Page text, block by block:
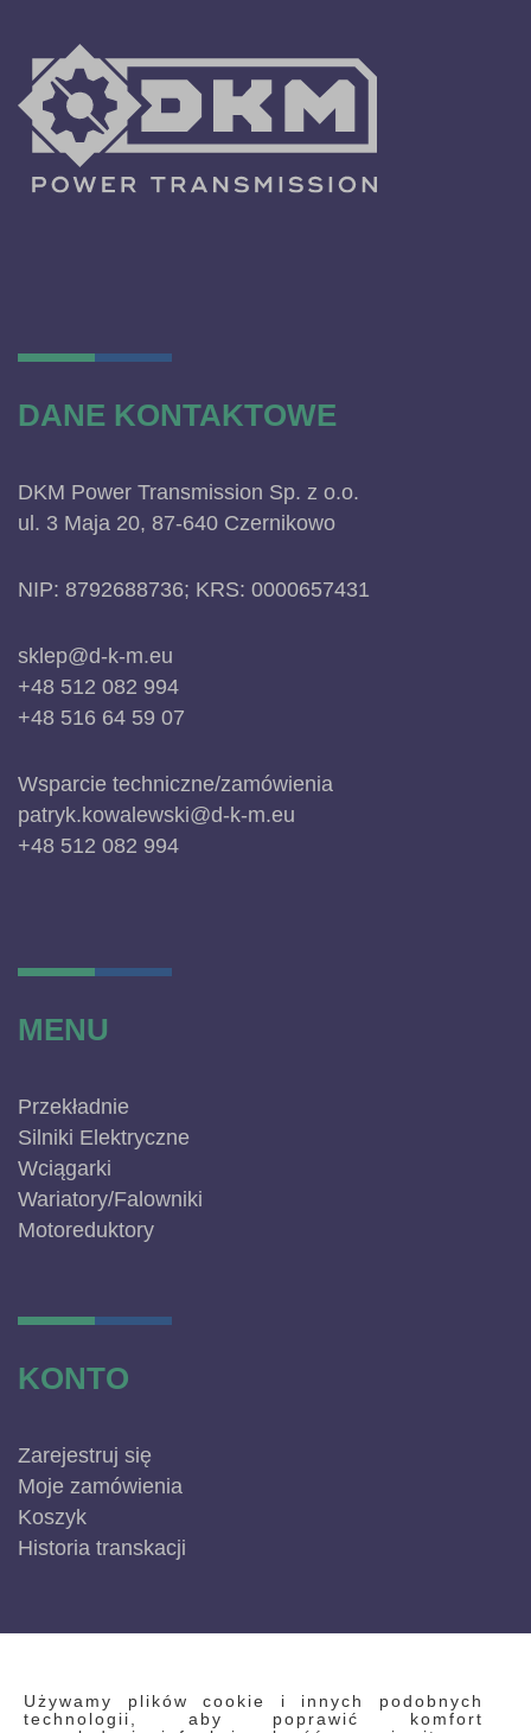
Używamy plików cookie i innych podobnych
technologii, aby poprawić komfort
DANE KONTAKTOWE
DKM Power Transmission Sp. z o.o.
ul. 3 Maja 20, 87-640 Czernikowo
NIP: 8792688736; KRS: 0000657431
sklep@d-k-m.eu
+48 512 082 994
+48 516 64 59 07
Wsparcie techniczne/zamówienia
patryk.kowalewski@d-k-m.eu
+48 512 082 994
MENU
Przekładnie
Silniki Elektryczne
Wciągarki
Wariatory/Falowniki
Motoreduktory
KONTO
Zarejestruj się
Moje zamówienia
Koszyk
Historia transkacji
INFORMACJE